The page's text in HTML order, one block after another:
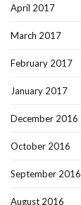
April 2017
March 2017
February 2017
January 2017
December 2016
October 2016
September 2016
August 2016